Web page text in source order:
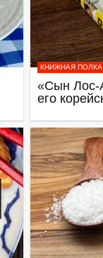
КНИЖНАЯ ПОЛКА
«Сын Лос-
его